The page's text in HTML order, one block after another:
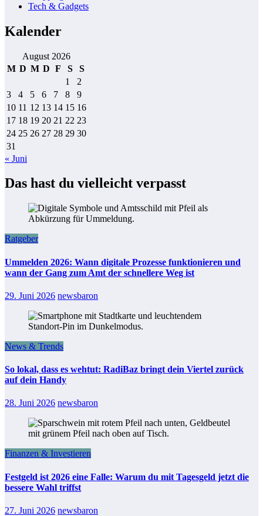
Tech & Gadgets
Kalender
August 2026
M D M D F S
S
1
2
3
4 5 6 7 8
9
10 11 12 13 14 15 16
17 18 19 20 21 22 23
24 25 26 27 28 29 30
31
« Juni
Das hast du vielleicht verpasst
Ratgeber
Ummelden 2026: Wann digitale Prozesse funktionieren und
wann der Gang zum Amt der schnellere Weg ist
29. Juni 2026 newsbaron
News & Trends
So lokal, dass es wehtut: RadiBaz bringt dein Viertel zurück
auf dein Handy
28. Juni 2026 newsbaron
Finanzen & Investieren
Festgeld ist 2026 eine Falle: Warum du mit Tagesgeld jetzt die
bessere Wahl triffst
27. Juni 2026 newsbaron